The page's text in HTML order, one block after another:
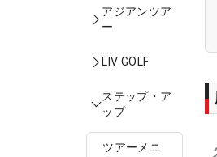
アジアンツア
ー
LIV GOLF
ステップ・ア
ップ
ツアーメニ